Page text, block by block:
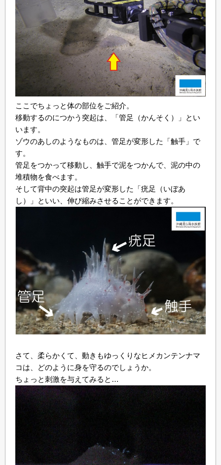
ここでちょっと体の部位をご紹介。
移動するのにつかう突起は、「管足（かんそく）」とい
います。
ゾウのあしのようなものは、管足が変形した「触手」で
す。
管足をつかって移動し、触手で泥をつかんで、泥の中の
堆積物を食べます。
そして背中の突起は管足が変形した「疣足（いぼあ
し）」といい、伸び縮みさせることができます。
さて、柔らかくて、動きもゆっくりなヒメカンテンナマ
コは、どのように身を守るのでしょうか。
ちょっと刺激を与えてみると…